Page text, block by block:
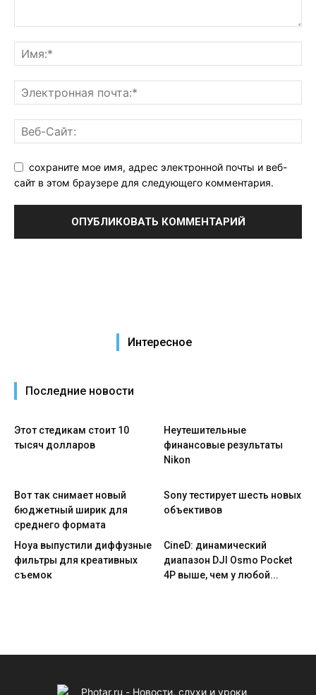
сохраните мое имя, адрес электронной почты и веб-
сайт в этом браузере для следующего комментария.
Интересное
Последние новости
Этот стедикам стоит 10
тысяч долларов
Неутешительные
финансовые результаты
Nikon
Вот так снимает новый
бюджетный ширик для
среднего формата
Sony тестирует шесть новых
объективов
Hoya выпустили диффузные
фильтры для креативных
съемок
CineD: динамический
диапазон DJI Osmo Pocket
4P выше, чем у любой...